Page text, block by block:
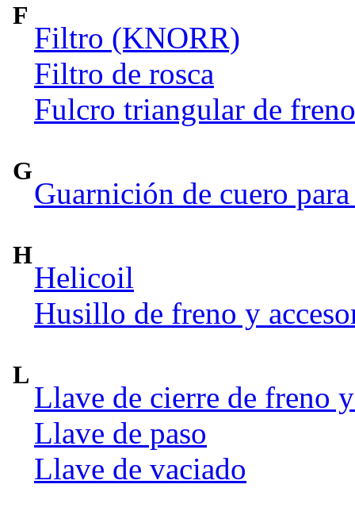
F
Filtro (KNORR)
Filtro de rosca
Fulcro triangular de freno
G
Guarnición de cuero
H
Helicoil
Husillo de freno y
L
Llave de cierre de freno
Llave de paso
Llave de vaciado